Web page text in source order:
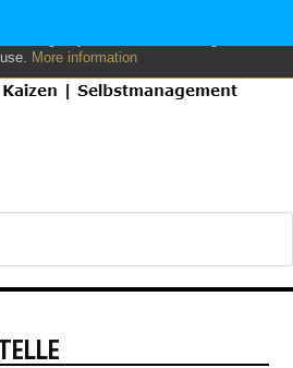
third parties cookies to: analyze,
If you continue browsing, we
More information